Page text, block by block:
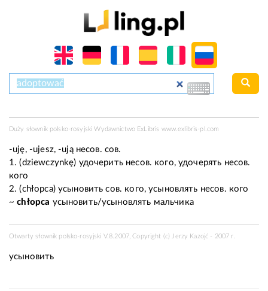
Duży słownik polsko-rosyjski Wydawnictwo ExLibris www.exlibris-pl.com
-uję, -ujеsz, -ują несов. сов.
1.(dziеwсzуnkę) удочерить несов. кого, удочерять несов.
кого
2.(сhłоpса)усыновитьсов. кого, усыновлять несов. кого
~сhłоpса усыновить/усыновлять мальчика
Otwarty słownik polsko-rosyjski V.8.2007, Copyright (c) Jerzy Kazojć - 2007 r.
усыновить